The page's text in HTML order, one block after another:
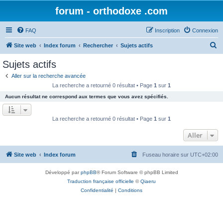
forum - orthodoxe .com
FAQ Connexion
Inscription
Site web Index forum Rechercher Sujets actifs
e
r
Sujets actifs
Aller sur la recherche avancée
La recherche a retourné 0 résultat • Page 1 sur 1
Aucun résultat ne correspond aux termes que vous avez spécifiés.
La recherche a retourné 0 résultat • Page 1 sur 1
Aller
Site web Index forum Fuseau horaire sur UTC+02:00
Développé parphpBB® Forum Software © phpBB Limited
Traduction française officielle ©Qiaeru
Confidentialité | Conditions